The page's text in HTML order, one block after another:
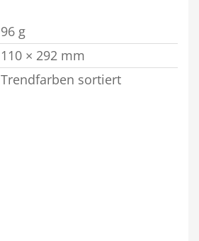
96 g
110 × 292 mm
Trendfarben sortiert